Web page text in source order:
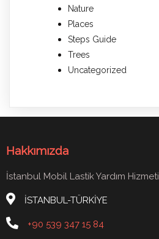
Nature
Places
Steps Guide
Trees
Uncategorized
Hakkımızda
İstanbul Mobil Lastik Yardım Hizmeti
İSTANBUL-TÜRKİYE
+90 539 347 15 84